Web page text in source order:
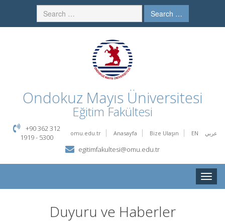
Search …
Ondokuz Mayıs Üniversitesi
Eğitim Fakültesi
omu.edu.tr Anasayfa Bize Ulaşın EN عربي
+90 362 312
1919 - 5300
egitimfakultesi@omu.edu.tr
Toggle
Duyuru ve Haberler